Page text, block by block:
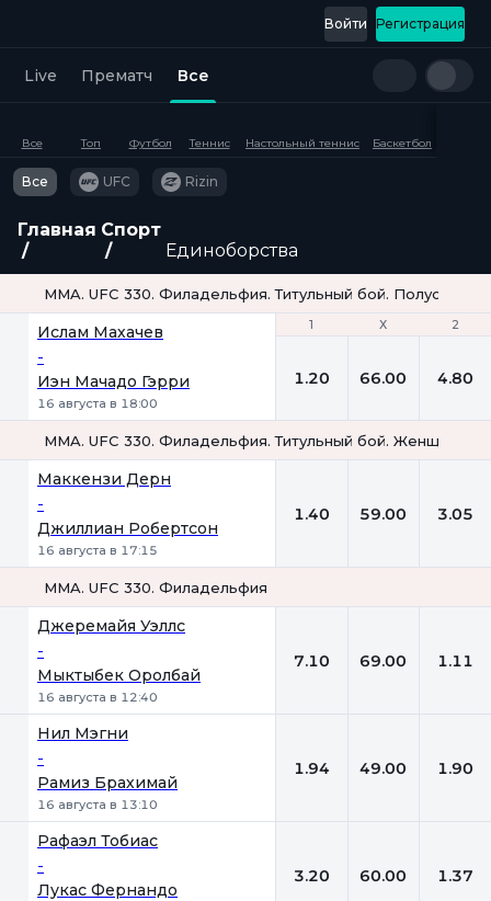
Регистрация
Войти
Live Прематч Все
Все Топ Футбол Теннис Настольный теннис Баскетбол
Все UFC Rizin
Главная Спорт
Единоборства
MMA. UFC 330. Филадельфия. Титульный бой.
1 Х 2
Ислам Махачев
-
Иэн Мачадо Гэрри
16 августа в 18:00
1 Х 2
1.20 66.00 4.80
MMA. UFC 330. Филадельфия. Титульный бой. Женщины.
Маккензи Дерн
-
Джиллиан Робертсон
16 августа в 17:15
1.40 59.00 3.05
MMA. UFC 330. Филадельфия
Джеремайя Уэллс
-
Мыктыбек Оролбай
16 августа в 12:40
7.10 69.00 1.11
Нил Мэгни
-
Рамиз Брахимай
16 августа в 13:10
1.94 49.00 1.90
Рафаэл Тобиас
-
Лукас Фернандо
3.20 60.00 1.37